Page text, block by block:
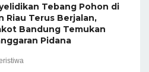
Tebang Pohon di
Riau Terus Berjalan,
Bandung Temukan
Pidana